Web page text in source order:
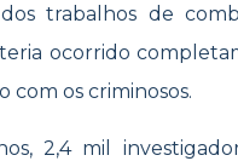
trabalhos de
ocorrido
com os criminosos.
2,4 mil